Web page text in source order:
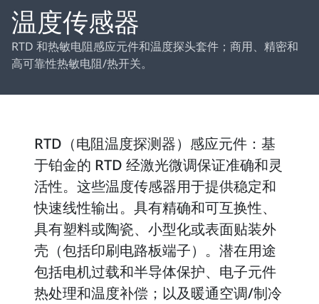
温度传感器
RTD 和热敏电阻感应元件和温度探头套件；商用、精密和
高可靠性热敏电阻/热开关。
RTD（电阻温度探测器）感应元件：基
于铂金的 RTD 经激光微调保证准确和灵
活性。这些温度传感器用于提供稳定和
快速线性输出。具有精确和可互换性、
具有塑料或陶瓷、小型化或表面贴装外
壳（包括印刷电路板端子）。潜在用途
包括电机过载和半导体保护、电子元件
热处理和温度补偿；以及暖通空调/制冷